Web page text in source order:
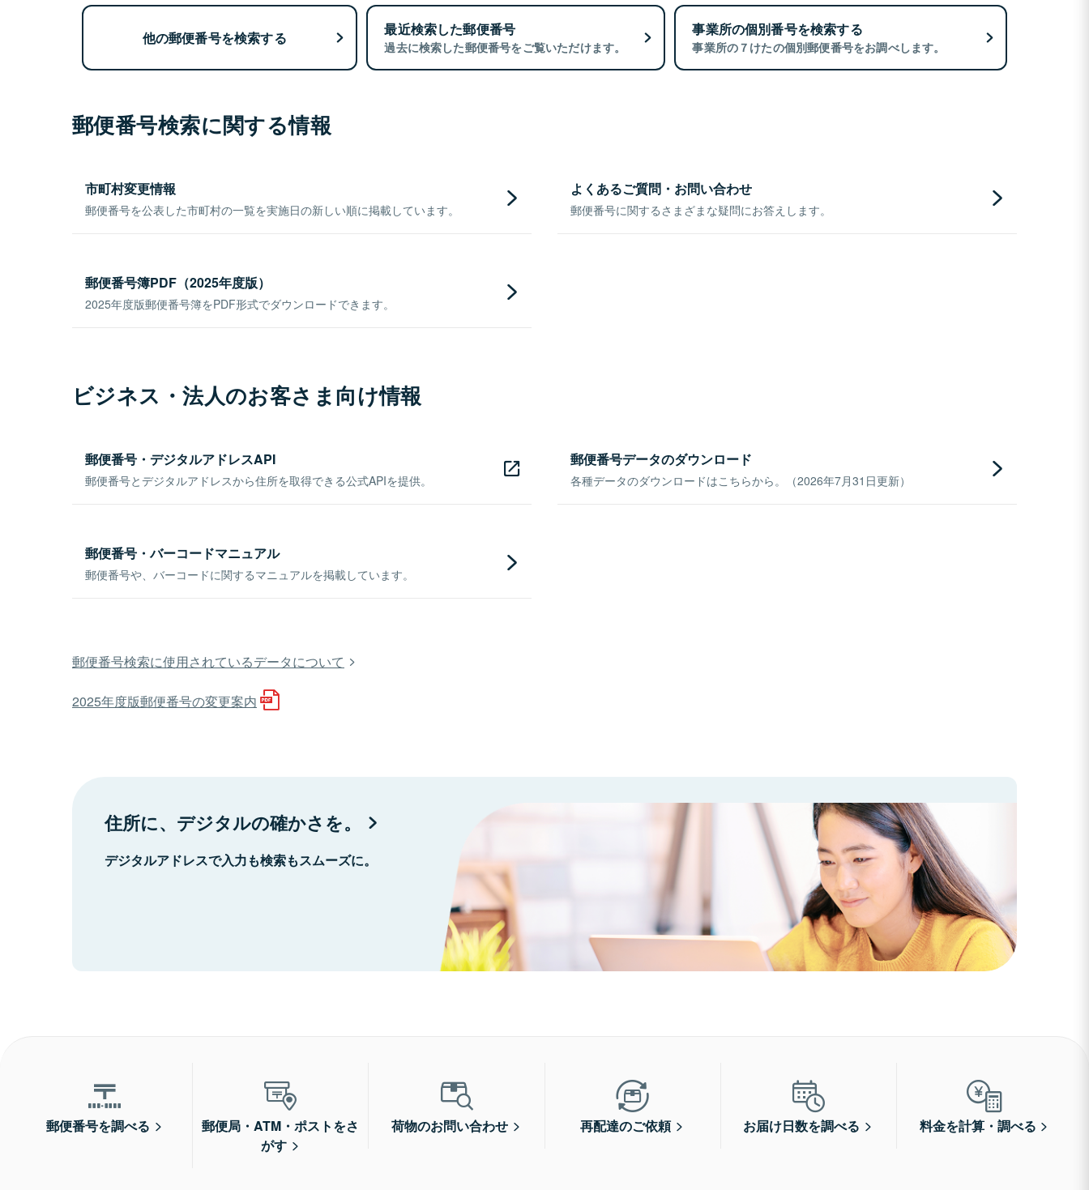
他の郵便番号を検索する 最近検索した郵便番号
過去に検索した郵便番号をご覧いただけます。
事業所の個別番号を検索する
事業所の７けたの個別郵便番号をお調べします。
郵便番号検索に関する情報
市町村変更情報
郵便番号を公表した市町村の一覧を実施日の新しい順に掲載しています。
よくあるご質問・お問い合わせ
郵便番号に関するさまざまな疑問にお答えします。
郵便番号簿PDF（2025年度版）
2025年度版郵便番号簿をPDF形式でダウンロードできます。
ビジネス・法人のお客さま向け情報
郵便番号・デジタルアドレスAPI
郵便番号とデジタルアドレスから住所を取得できる公式APIを提供。
郵便番号データのダウンロード
各種データのダウンロードはこちらから。（2026年7月31日更新）
郵便番号・バーコードマニュアル
郵便番号や、バーコードに関するマニュアルを掲載しています。
郵便番号検索に使用されているデータについて
2025年度版郵便番号の変更案内
住所に、デジタルの確かさを。
デジタルアドレスで入力も検索もスムーズに。
郵便番号を調べる
郵便局・ATM・ポストをさ
がす
荷物のお問い合わせ 再配達のご依頼 お届け日数を調べる 料金を計算・調べる